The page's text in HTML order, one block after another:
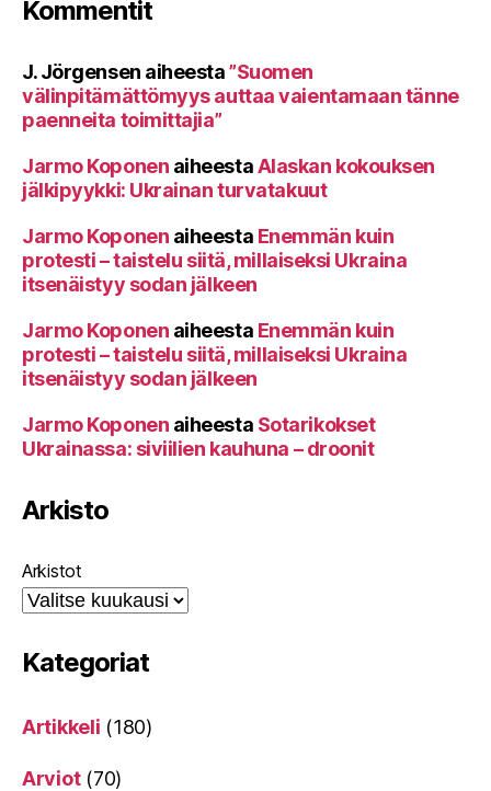
Kommentit
J. Jörgensen aiheesta”Suomen
välinpitämättömyys auttaa vaientamaan tänne
paenneita toimittajia”
Jarmo Koponen aiheestaAlaskan kokouksen
jälkipyykki: Ukrainan turvatakuut
Jarmo Koponen aiheesta Enemmän kuin
protesti – taistelu siitä, millaiseksi Ukraina
itsenäistyy sodan jälkeen
Jarmo Koponen aiheesta Enemmän kuin
protesti – taistelu siitä, millaiseksi Ukraina
itsenäistyy sodan jälkeen
Jarmo Koponen aiheesta Sotarikokset
Ukrainassa: siviilien kauhuna – droonit
Arkisto
Arkistot
Kategoriat
Artikkeli (180)
Arviot(70)